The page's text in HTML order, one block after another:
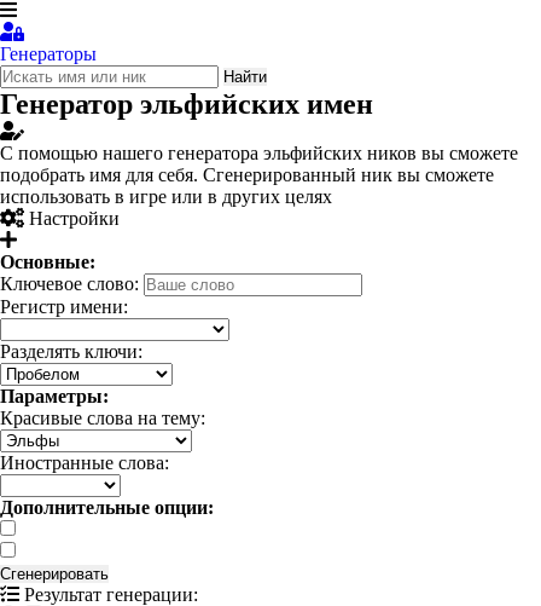
Генераторы
Найти
Генератор эльфийских имен
С помощью нашего генератора эльфийских ников вы сможете
подобрать имя для себя. Сгенерированный ник вы сможете
использовать в игре или в других целях
Настройки
Основные:
Ключевое слово:
Регистр имени:
Разделять ключи:
Параметры:
Красивые слова на тему:
Иностранные слова:
Дополнительные опции:
Сгенерировать
Результат генерации: